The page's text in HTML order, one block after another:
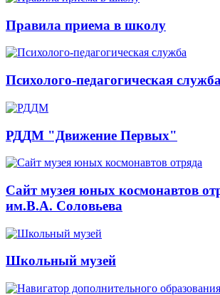
Правила приема в школу
Психолого-педагогическая служба
РДДМ "Движение Первых"
Сайт музея юных космонавтов
им.В.А. Соловьева
Школьный музей